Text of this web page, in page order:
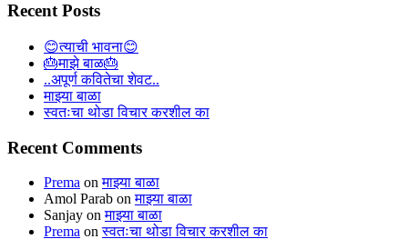
Recent Posts
😊त्याची भावना😊
🎂माझे बाळ🎂
..अपूर्ण कवितेचा शेवट..
माझ्या बाळा
स्वतःचा थोडा विचार करशील का
Recent Comments
Prema onमाझ्या बाळा
Amol Parab onमाझ्या बाळा
Sanjay onमाझ्या बाळा
Prema onस्वतःचा थोडा विचार करशील का